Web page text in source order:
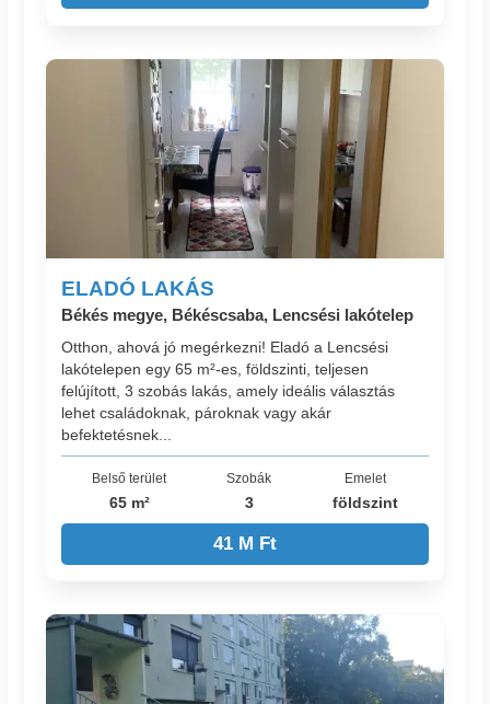
ELADÓ LAKÁS
Békés megye, Békéscsaba, Lencsési lakótelep
Otthon, ahová jó megérkezni! Eladó a Lencsési
lakótelepen egy 65 m²-es, földszinti, teljesen
felújított, 3 szobás lakás, amely ideális választás
lehet családoknak, pároknak vagy akár
befektetésnek...
Belső terület
65 m²
Szobák
3
Emelet
földszint
41 M Ft